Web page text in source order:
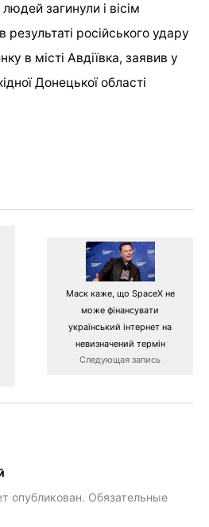
загинули і вісім
російського удару
в місті Авдіївка, заявив у
Донецької області
Маск каже, що SpaceX не
може фінансувати
український інтернет на
невизначений термін
Следующая запись
опубликован. Обязательные